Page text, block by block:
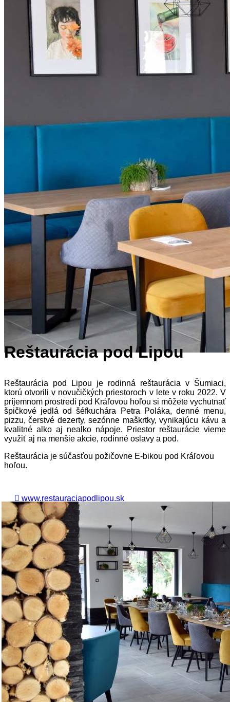
Reštaurácia pod Lipou
Reštaurácia pod Lipou je rodinná reštaurácia v Šumiaci,
ktorú otvorili v novučičkých priestoroch v lete v roku 2022. V
príjemnom prostredí pod Kráľovou hoľou si môžete vychutnať
špičkové jedlá od šéfkuchára Petra Poláka, denné menu,
pizzu, čerstvé dezerty, sezónne maškrtky, vynikajúcu kávu a
kvalitné alko aj nealko nápoje. Priestor reštaurácie vieme
využiť aj na menšie akcie, rodinné oslavy a pod.
Reštaurácia je súčasťou požičovne E-bikou pod Kráľovou
hoľou.
www.restauraciapodlipou.sk